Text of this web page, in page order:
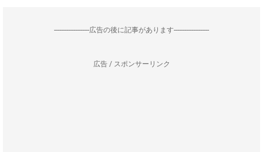
--------------------広告の後に記事があります--------------------
広告 / スポンサーリンク